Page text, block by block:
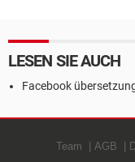
LESEN SIE AUCH
Facebook
Team AGB